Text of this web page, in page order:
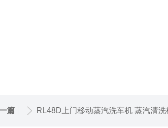
篇 RL48D上门移动蒸汽洗车机 蒸汽清洗